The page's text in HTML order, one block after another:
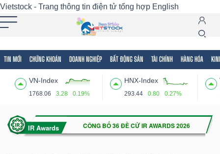
Vietstock - Trang thông tin điện tử tổng hợp English
TIN MỚI CHỨNG KHOÁN DOANH NGHIỆP BẤT ĐỘNG SẢN TÀI CHÍNH HÀNG HÓA
VN-Index
1768.06 3.28 0.19%
HNX-Index
293.44 0.80 0.27%
Tất cả Tính năng Ngành Mã chứng khoán
Tính
(-)
VIETSTOCK